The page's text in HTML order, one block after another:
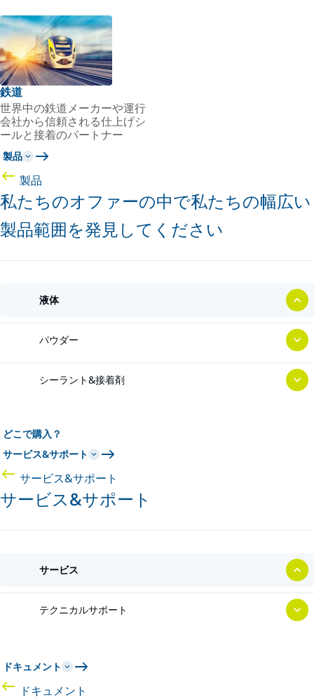
鉄道
世界中の鉄道メーカーや運行
会社から信頼される仕上げシ
ールと接着のパートナー
製品
製品
私たちのオファーの中で私たちの幅広い
製品範囲を発見してください
液体
パウダー
シーラント&接着剤
どこで購入？
サービス&サポート
サービス&サポート
サービス&サポート
サービス
テクニカルサポート
ドキュメント
ドキュメント